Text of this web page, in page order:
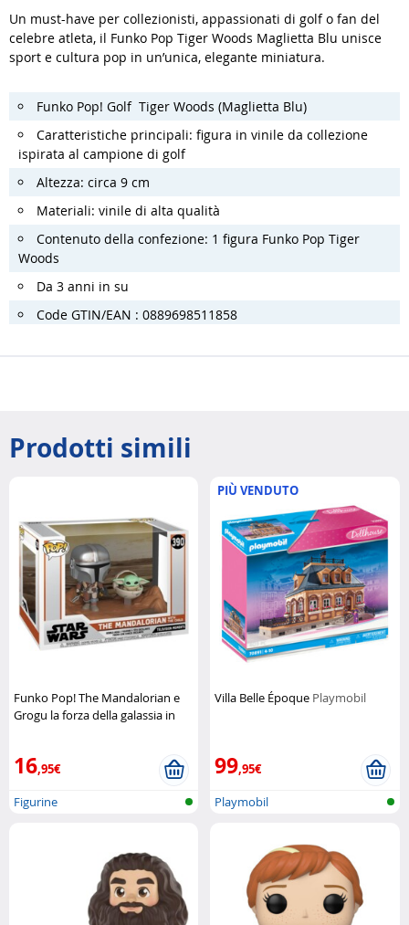
Un must-have per collezionisti, appassionati di golf o fan del
celebre atleta, il Funko Pop Tiger Woods Maglietta Blu unisce
sport e cultura pop in un’unica, elegante miniatura.
Funko Pop! Golf Tiger Woods (Maglietta Blu)
Caratteristiche principali: figura in vinile da collezione
ispirata al campione di golf
Altezza: circa 9 cm
Materiali: vinile di alta qualità
Contenuto della confezione: 1 figura Funko Pop Tiger
Woods
Da 3 anni in su
Code GTIN/EAN : 0889698511858
Prodotti simili
Funko Pop! The Mandalorian e
Grogu la forza della galassia in
16,95€
Figurine
PIÙ VENDUTO
Villa Belle Époque Playmobil
99,95€
Playmobil